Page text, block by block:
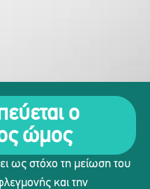
ο
ώμος
ως στόχο τη μείωση του
και την